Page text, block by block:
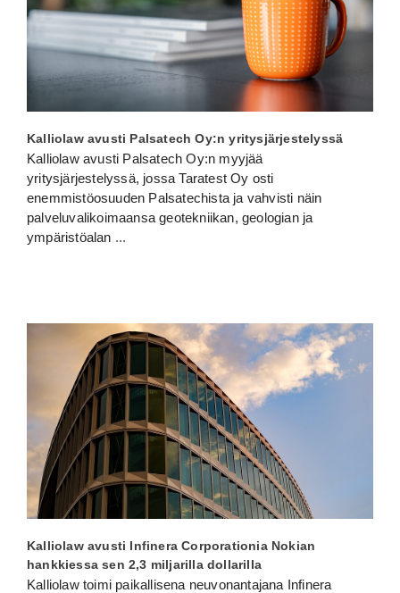
Kalliolaw avusti Palsatech Oy:n yritysjärjestelyssä
Kalliolaw avusti Palsatech Oy:n myyjää
yritysjärjestelyssä, jossa Taratest Oy osti
enemmistöosuuden Palsatechista ja vahvisti näin
palveluvalikoimaansa geotekniikan, geologian ja
ympäristöalan ...
Kalliolaw avusti Infinera Corporationia Nokian
hankkiessa sen 2,3 miljarilla dollarilla
Kalliolaw toimi paikallisena neuvonantajana Infinera